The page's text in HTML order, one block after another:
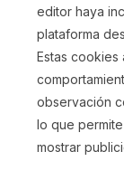
editor haya
plataforma
Estas cookies
observación
lo que
mostrar